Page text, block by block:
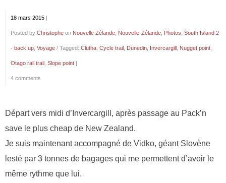
18 mars 2015
Posted by Christophe on Nouvelle Zélande Nouvelle-Zélande Photos South Island 2
- back up Voyage / Tagged: Clutha Cycle trail Dunedin Invercargill Nugget point
Otago rail trail Slope point
4 comments
Départ vers midi d’Invercargill, après passage au Pack’n
save le plus cheap de New Zealand.
Je suis maintenant accompagné de Vidko, géant Slovène
lesté par 3 tonnes de bagages qui me permettent d’avoir le
même rythme que lui.